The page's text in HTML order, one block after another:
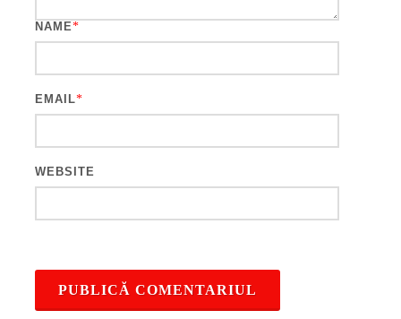
NAME*
EMAIL*
WEBSITE